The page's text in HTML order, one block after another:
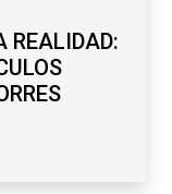
REALIDAD: